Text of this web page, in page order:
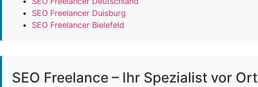
SEO Freelancer Duisburg
SEO Freelancer Bielefeld
SEO Freelance – Ihr Spezialist vor Ort